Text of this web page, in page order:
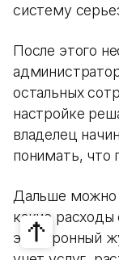
систему
После этого
остальных
настройке
владелец
понимать, что
Дальше можно
какие
электронный